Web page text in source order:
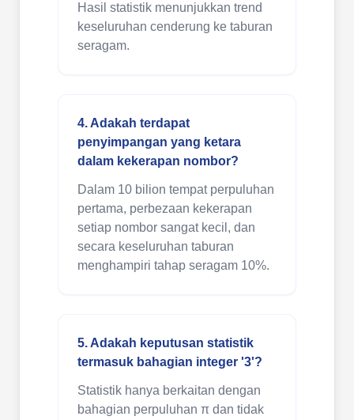
Hasil statistik menunjukkan trend
keseluruhan cenderung ke taburan
seragam.
4. Adakah terdapat
penyimpangan yang ketara
dalam kekerapan nombor?
Dalam 10 bilion tempat perpuluhan
pertama, perbezaan kekerapan
setiap nombor sangat kecil, dan
secara keseluruhan taburan
menghampiri tahap seragam 10%.
5. Adakah keputusan statistik
termasuk bahagian integer '3'?
Statistik hanya berkaitan dengan
bahagian perpuluhan π dan tidak